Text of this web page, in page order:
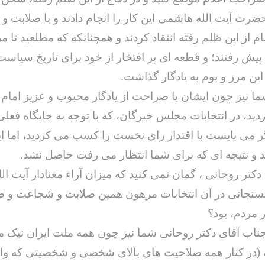
آیت الله هاشمی این کار را انجام دادند و با
از این ظلم رفته انتقاد کردند و همچنانکه که مطلعید تا
رفتند؛ و قطعه ای پر افتخار از خود برای تاریخ
این مرز و بوم به یادگار گذاشت.
نیز چون ایشان با صراحت از یادگار محبوب و عزیز
در انتخابات مجلس خبرگان، که با توجه به جایگاه
می بایست با اقتدار رای نخست را کسب می کردید، اما
و نتیجه ای که برای شما انتظار می رفت حاصل نشد.
روحانی ، گمان نمی کنید که میزان آراء معنادار آیت
در آن انتخابات مرهون همین صلابت و شجاعت
مردم، بود؟
آقای دکتر روحانی شما نیز چون همه ملت ایران نیک
(در کنار همه صلاحیت های بالای شخصی و شخصیتی که
خداحافظ رزمنده / دلنوشته ای از
حسن دشتی
و صمیمیت به
دفاع مقدس /
حسن دشتی